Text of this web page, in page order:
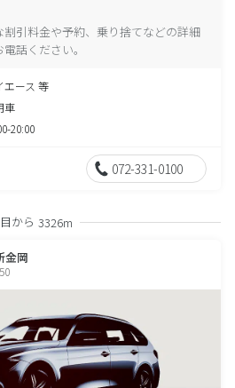
引料金や予約、乗り捨てなどの詳細
話ください。
エース 等
車
20:00
072-331-0100
から 3326m
金岡